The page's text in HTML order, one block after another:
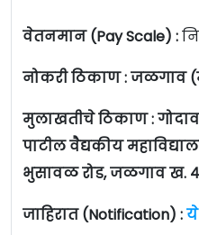
वेतनमान (Pay Scale) :
नोकरी ठिकाण : जळगाव
मुलाखतीचे ठिकाण :
पाटील वैद्यकीय
भुसावळ रोड, जळगाव ख.
जाहिरात (Notification) :